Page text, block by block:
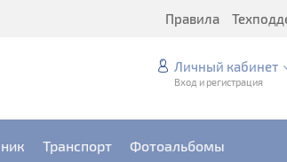
Правила
Личный кабинет
Вход и регистрация
Транспорт Фотоальбомы